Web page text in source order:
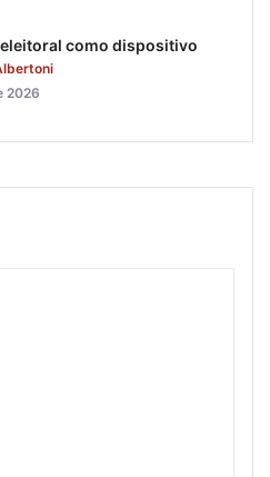
como dispositivo
2026